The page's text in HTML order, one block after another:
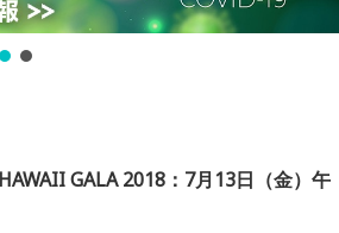
GALA 2018：7月13日（金）午